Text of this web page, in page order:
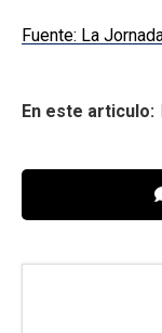
Fuente: La
En este articulo: